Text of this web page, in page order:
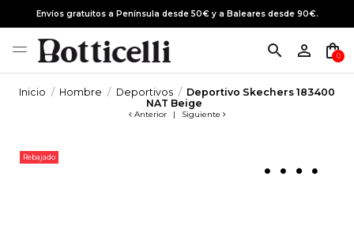
Envíos gratuitos a Península desde 50€ y a Baleares desde 90€.
search person_outline shopping_bag
0
Inicio Hombre Deportivos
Deportivo Skechers 183400
NAT Beige
Anterior | Siguiente
Rebajado